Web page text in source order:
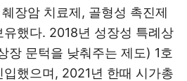
장암 치료제, 골형성 촉진제
했다. 2018년 성장성 특례상
장 문턱을 낮춰주는 제도) 1호
했으며, 2021년 한때 시가총